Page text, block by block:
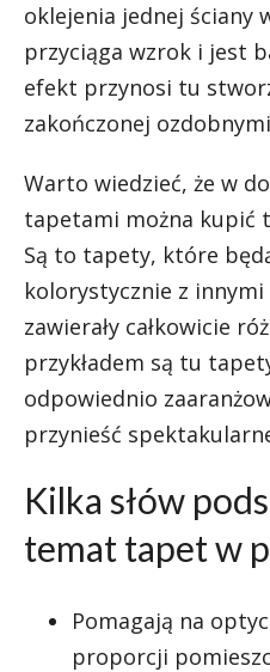
oklejenia jednej ściany
przyciąga wzrok i jest
efekt przynosi tu
zakończonej
Warto wiedzieć, że w
tapetami można kupić
Są to tapety, które
kolorystycznie z
zawierały całkowicie
przykładem są tu
odpowiednio
przynieść
Kilka słów
temat tapet w
Pomagają na
proporcji